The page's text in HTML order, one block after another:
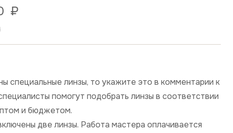
₽
специальные линзы, то укажите это в комментарии к
помогут подобрать линзы в соответствии
и бюджетом.
две линзы. Работа мастера оплачивается